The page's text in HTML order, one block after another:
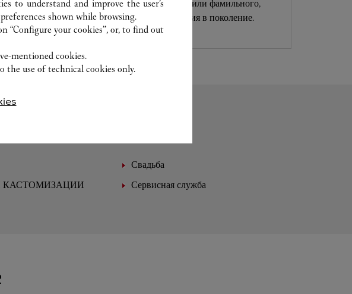
если это
приобретенного недавно или фамильного,
переходящего из поколения в поколение.
Свадьба
КАСТОМИЗАЦИИ Сервисная служба
to understand and improve the user’s
shown while browsing.
“Configure your cookies”, or, to find out
mentioned cookies.
the use of technical cookies only.